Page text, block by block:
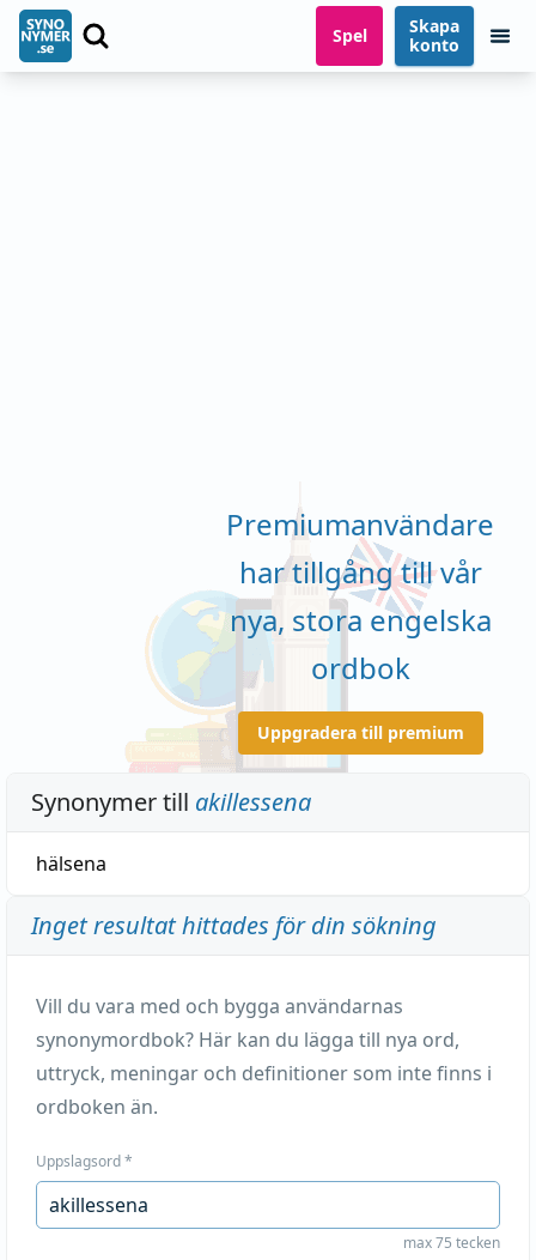
Spel
Skapa
konto
Premiumanvändare
har tillgång till vår
nya, stora engelska
ordbok
Uppgradera till premium
Synonymer till akillessena
hälsena
Inget resultat hittades för din sökning
Vill du vara med och bygga användarnas
synonymordbok? Här kan du lägga till nya ord,
uttryck, meningar och definitioner som inte finns i
ordboken än.
Uppslagsord*
max 75 tecken